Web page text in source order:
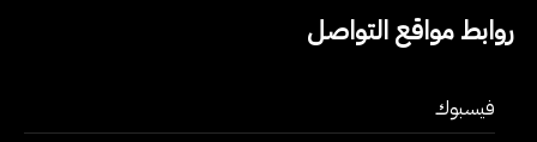
روابط مواقع التواصل
فيسبوك